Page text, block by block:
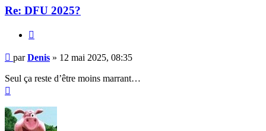
Re: DFU 2025?
Message
parDenis » 12 mai 2025, 08:35
Seul ça reste d’être moins marrant…